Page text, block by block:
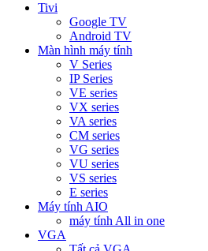
Tivi
Google TV
Android TV
Màn hình máy tính
V Series
IP Series
VE series
VX series
VA series
CM series
VG series
VU series
VS series
E series
Máy tính AIO
máy tính All in one
VGA